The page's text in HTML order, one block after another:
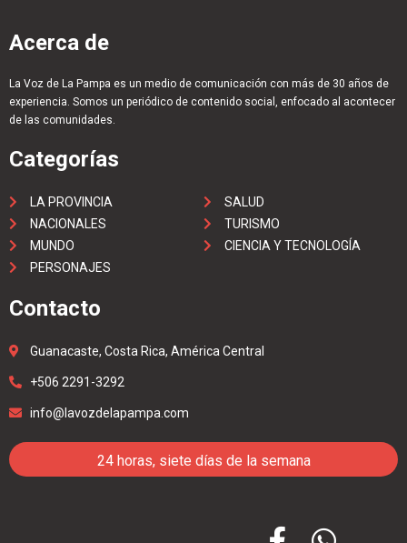
Acerca de
La Voz de La Pampa es un medio de comunicación con más de 30 años de
experiencia. Somos un periódico de contenido social, enfocado al acontecer
de las comunidades.
Categorías
LA PROVINCIA
NACIONALES
MUNDO
PERSONAJES
SALUD
TURISMO
CIENCIA Y TECNOLOGÍA
Contacto
Guanacaste, Costa Rica, América Central
+506 2291-3292
info@lavozdelapampa.com
24 horas, siete días de la semana